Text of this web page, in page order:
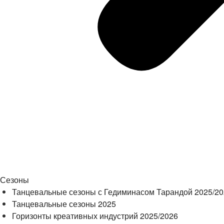
Сезоны
Танцевальные сезоны с Гедиминасом Тарандой 2025/
Танцевальные сезоны 2025
Горизонты креативных индустрий 2025/2026